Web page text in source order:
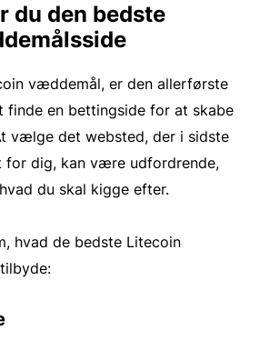
du den bedste
væddemål, er den allerførste
finde en bettingside for at skabe
vælge det websted, der i sidste
for dig, kan være udfordrende,
du skal kigge efter.
hvad de bedste Litecoin